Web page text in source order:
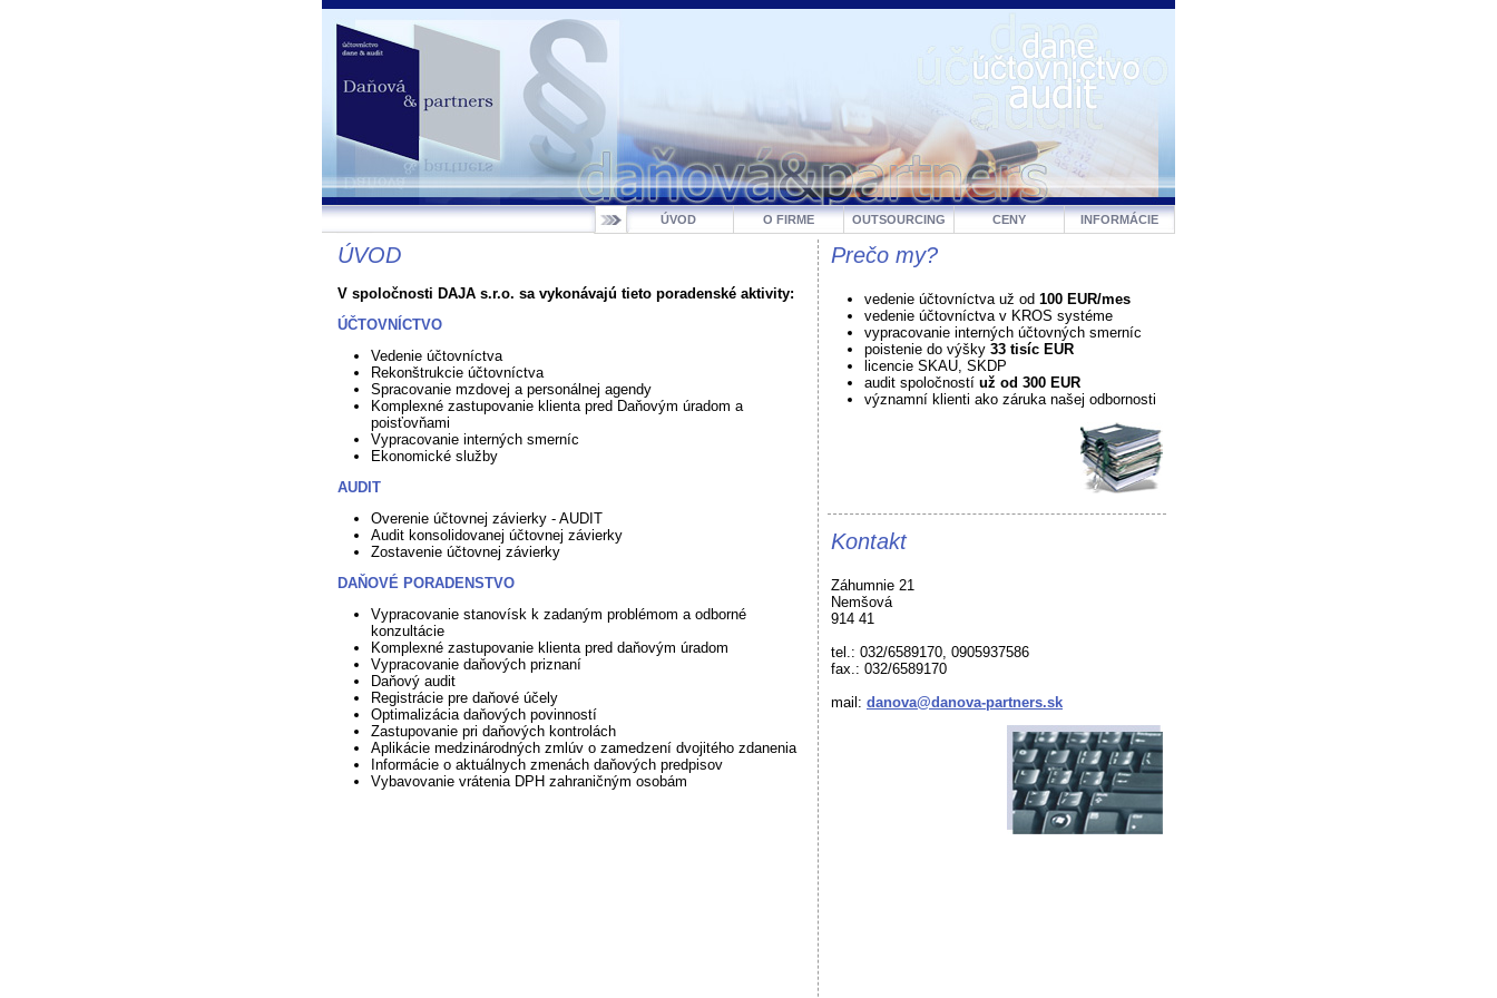
ÚVOD O FIRME OUTSOURCING CENY INFORMÁCIE
ÚVOD
V spoločnosti DAJA s.r.o. sa vykonávajú tieto poradenské aktivity:
ÚČTOVNÍCTVO
Vedenie účtovníctva
Rekonštrukcie účtovníctva
Spracovanie mzdovej a personálnej agendy
Komplexné zastupovanie klienta pred Daňovým úradom a
poisťovňami
Vypracovanie interných smerníc
Ekonomické služby
AUDIT
Overenie účtovnej závierky - AUDIT
Audit konsolidovanej účtovnej závierky
Zostavenie účtovnej závierky
DAŇOVÉ PORADENSTVO
Vypracovanie stanovísk k zadaným problémom a odborné
konzultácie
Komplexné zastupovanie klienta pred daňovým úradom
Vypracovanie daňových priznaní
Daňový audit
Registrácie pre daňové účely
Optimalizácia daňových povinností
Zastupovanie pri daňových kontrolách
Aplikácie medzinárodných zmlúv o zamedzení dvojitého zdanenia
Informácie o aktuálnych zmenách daňových predpisov
Vybavovanie vrátenia DPH zahraničným osobám
Prečo my?
vedenie účtovníctva už od 100 EUR/mes
vedenie účtovníctva v KROS systéme
vypracovanie interných účtovných smerníc
poistenie do výšky 33 tisíc EUR
licencie SKAU, SKDP
audit spoločností už od 300 EUR
významní klienti ako záruka našej odbornosti
Kontakt
Záhumnie 21
Nemšová
914 41
tel.: 032/6589170, 0905937586
fax.: 032/6589170
mail: danova@danova-partners.sk